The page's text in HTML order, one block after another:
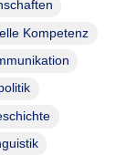
Kompetenz